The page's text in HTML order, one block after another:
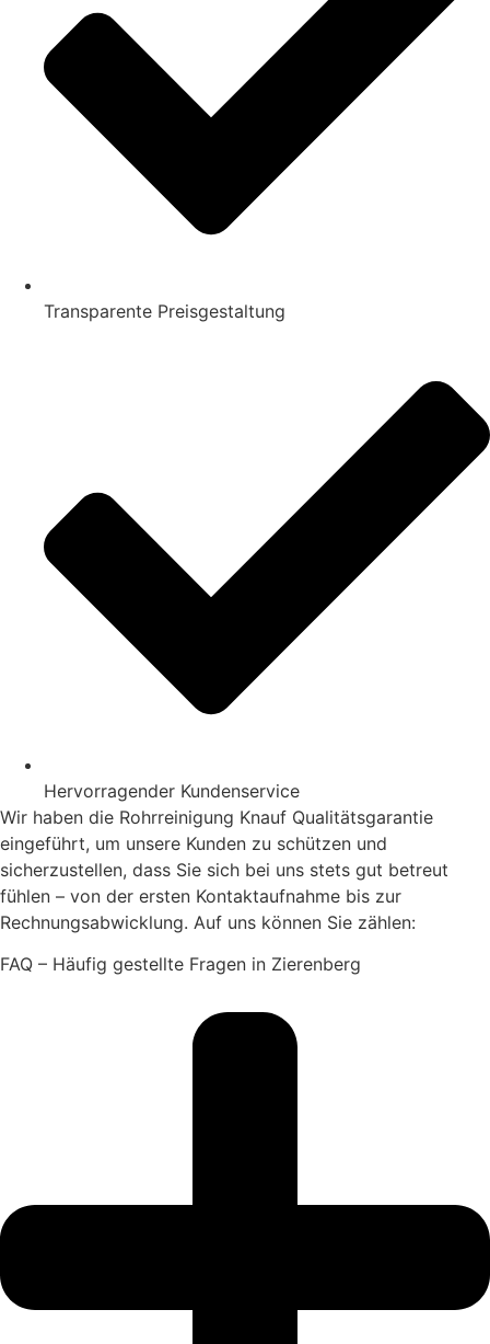
Transparente Preisgestaltung
Hervorragender Kundenservice
Wir haben die Rohrreinigung Knauf Qualitätsgarantie
eingeführt, um unsere Kunden zu schützen und
sicherzustellen, dass Sie sich bei uns stets gut betreut
fühlen – von der ersten Kontaktaufnahme bis zur
Rechnungsabwicklung. Auf uns können Sie zählen:
FAQ – Häufig gestellte Fragen in Zierenberg